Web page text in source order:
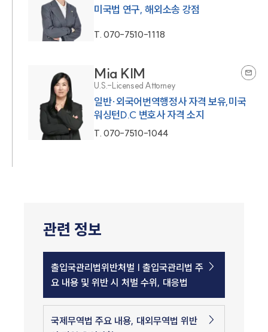
미국법 연구, 해외소송 강점
T.070-7510-1118
Mia KIM
U.S.-Licensed Attorney
일반·외국어번역행정사 자격 보유,미국
워싱턴D.C 변호사 자격 소지
T.070-7510-1044
관련 정보
출입국관리법위반처벌 | 출입국관리법 주
요 내용 및 위반 시 처벌 수위, 대응법
국제무역법 주요 내용, 대외무역법 위반